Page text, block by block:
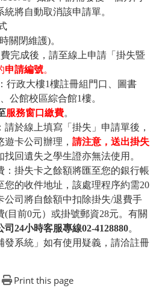
將自動取消該申請單。
關閉維護)。
完成後，請至線上申請「掛失暨
申請編號。
行政大樓1樓註冊組門口、圖書
公館校區綜合館1樓。
服務窗口繳費。
請於線上填寫「掛失」申請單後，
卡公司辦理， 請注意，送出掛失
找回遺失之學生證亦無法使用。
：掛失卡之餘額將匯至您的銀行帳
您的收件地址，該處理程序約需20
公司將自餘額中扣除掛失/退費手
(目 前0元）或掛號郵資28元。有關
司24小時客服專線02-4128880。
發系統」如有使用疑義，請洽註冊
Print this page